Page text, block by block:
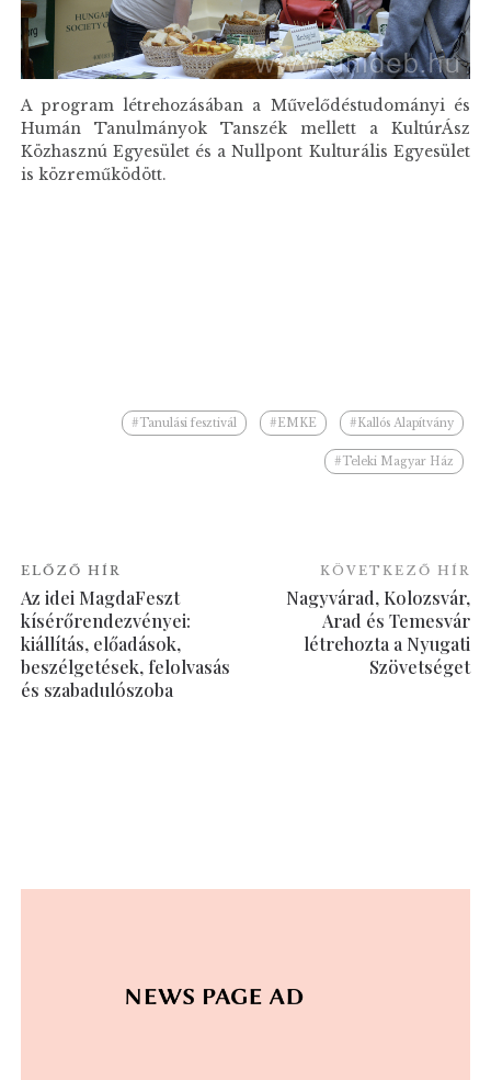
A program létrehozásában a Művelődéstudományi és
Humán Tanulmányok Tanszék mellett a KultúrÁsz
Közhasznú Egyesület és a Nullpont Kulturális Egyesület
is közreműködött.
#Tanulási fesztivál #EMKE #Kallós Alapítvány
#Teleki Magyar Ház
ELŐZŐ HÍR
Az idei MagdaFeszt
kísérőrendezvényei:
kiállítás, előadások,
beszélgetések, felolvasás
és szabadulószoba
KÖVETKEZŐ HÍR
Nagyvárad, Kolozsvár,
Arad és Temesvár
létrehozta a Nyugati
Szövetséget